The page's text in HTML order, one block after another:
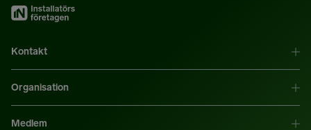
Kontakt
Organisation
Medlem